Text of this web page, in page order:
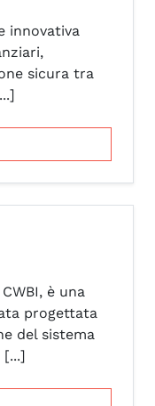
innovativa
sicura tra
è una
progettata
del sistema
[...]